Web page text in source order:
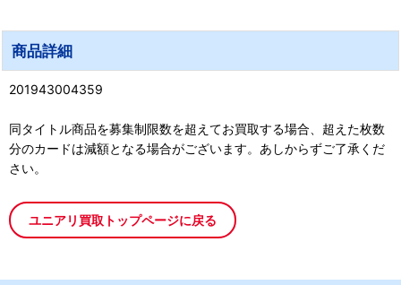
商品詳細
201943004359
同タイトル商品を募集制限数を超えてお買取する場合、超えた枚数
分のカードは減額となる場合がございます。あしからずご了承くだ
さい。
ユニアリ買取トップページに戻る